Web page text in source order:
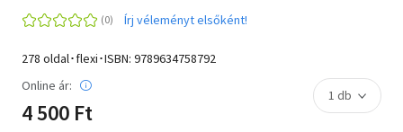
Írj véleményt elsőként!
278 oldal･flexi･ISBN: 9789634758792
Online ár:
4 500 Ft